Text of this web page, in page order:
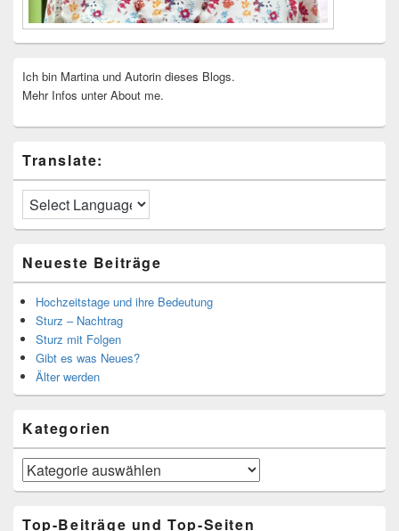
Ich bin Martina und Autorin dieses Blogs.
Mehr Infos unter About me.
Translate:
Neueste Beiträge
Hochzeitstage und ihre Bedeutung
Sturz – Nachtrag
Sturz mit Folgen
Gibt es was Neues?
Älter werden
Kategorien
Kategorien
Top-Beiträge und Top-Seiten